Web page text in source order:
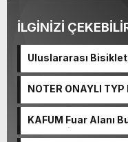
İLGİNİZİ
Uluslararası Bisiklet
NOTER ONAYLI
KAFUM Fuar Alanı
Şenlendi.